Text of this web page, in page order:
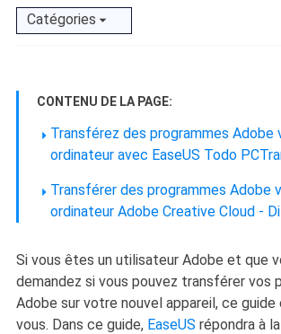
Catégories
CONTENU DE LA PAGE:
Transférez des programmes Adobe
ordinateur avec EaseUS Todo
Transférer des programmes Adobe
ordinateur Adobe Creative Cloud -
Si vous êtes un utilisateur Adobe et que
demandez si vous pouvez transférer vos
Adobe sur votre nouvel appareil, ce
vous. Dans ce guide, EaseUS répondra à